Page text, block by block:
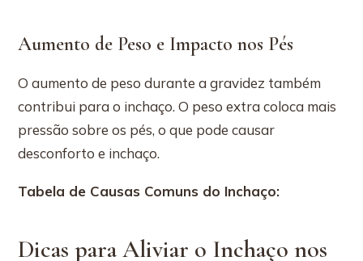
Aumento de Peso e Impacto nos Pés
O aumento de peso durante a gravidez também
contribui para o inchaço. O peso extra coloca mais
pressão sobre os pés, o que pode causar
desconforto e inchaço.
Tabela de Causas Comuns do Inchaço:
Dicas para Aliviar o Inchaço nos